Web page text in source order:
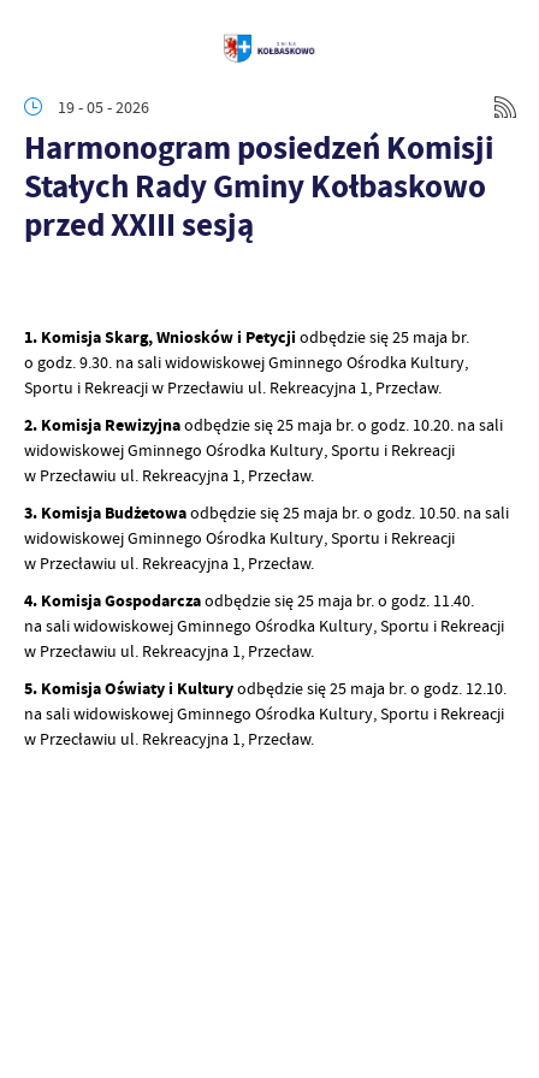
19 - 05 - 2026
Harmonogram posiedzeń Komisji
Stałych Rady Gminy Kołbaskowo
przed XXIII sesją
1. Komisja Skarg, Wniosków i Petycji odbędzie się 25 maja br.
o godz. 9.30. na sali widowiskowej Gminnego Ośrodka Kultury,
Sportu i Rekreacji w Przecławiu ul. Rekreacyjna 1, Przecław.
2. Komisja Rewizyjnaodbędzie się 25 maja br. o godz. 10.20. na sali
widowiskowej Gminnego Ośrodka Kultury, Sportu i Rekreacji
w Przecławiu ul. Rekreacyjna 1, Przecław.
3. Komisja Budżetowaodbędzie się 25 maja br. o godz. 10.50. na sali
widowiskowej Gminnego Ośrodka Kultury, Sportu i Rekreacji
w Przecławiu ul. Rekreacyjna 1, Przecław.
4. Komisja Gospodarczaodbędzie się 25 maja br. o godz. 11.40.
na sali widowiskowej Gminnego Ośrodka Kultury, Sportu i Rekreacji
w Przecławiu ul. Rekreacyjna 1, Przecław.
5. Komisja Oświaty i Kulturyodbędzie się 25 maja br. o godz. 12.10.
na sali widowiskowej Gminnego Ośrodka Kultury, Sportu i Rekreacji
w Przecławiu ul. Rekreacyjna 1, Przecław.